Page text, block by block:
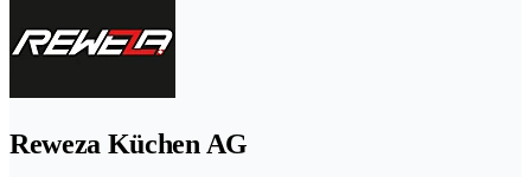
Reweza Küchen AG